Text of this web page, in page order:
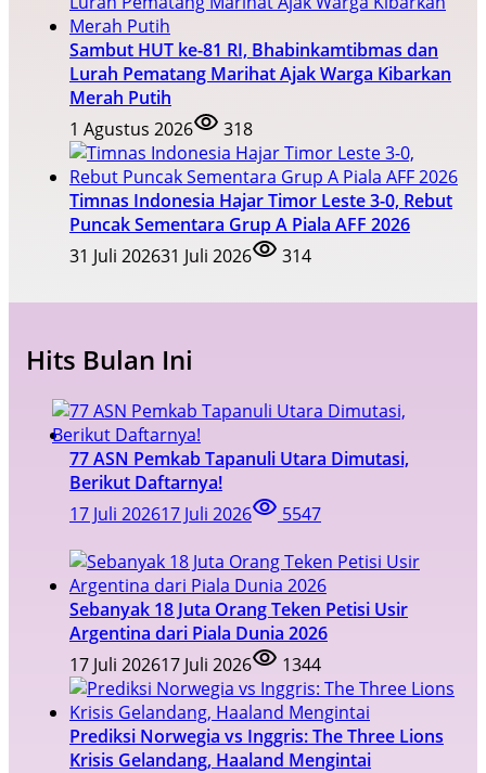
Sambut HUT ke-81 RI, Bhabinkamtibmas dan
Lurah Pematang Marihat Ajak Warga Kibarkan
Merah Putih
1 Agustus 2026
318
Timnas Indonesia Hajar Timor Leste 3-0, Rebut
Puncak Sementara Grup A Piala AFF 2026
31 Juli 202631 Juli 2026 314
Hits Bulan Ini
77 ASN Pemkab Tapanuli Utara Dimutasi,
Berikut Daftarnya!
17 Juli 202617 Juli 2026 5547
Sebanyak 18 Juta Orang Teken Petisi Usir
Argentina dari Piala Dunia 2026
17 Juli 202617 Juli 2026 1344
Prediksi Norwegia vs Inggris: The Three Lions
Krisis Gelandang, Haaland Mengintai